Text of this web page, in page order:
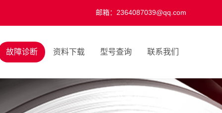
邮箱：2364087039@qq.com
故障诊断 资料下载 型号查询 联系我们